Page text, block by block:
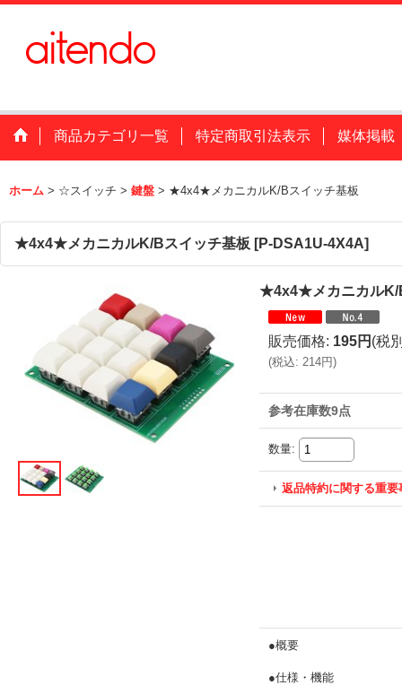
商品カテゴリ一覧 特定商取引法表示 媒体掲載
ホーム > ☆スイッチ > 鍵盤 > ★4x4★メカニカルK/Bスイッチ基板
★4x4★メカニカルK/Bスイッチ基板 [P-DSA1U-4X4A]
★4x4★メカニカルK/
販売価格: 195円 (税
(税込: 214円)
参考在庫数9点
数量:
返品特約に関する重要
●概要
●仕様・機能